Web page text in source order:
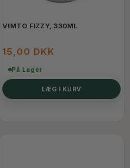
VIMTO FIZZY, 330ML
15,00 DKK
På Lager
LÆG I KURV